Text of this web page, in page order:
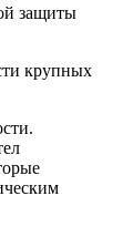
защиты
крупных